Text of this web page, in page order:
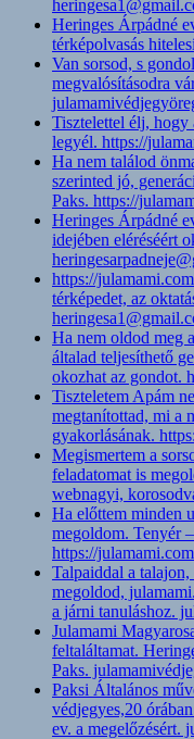
Heringes Árpádné
térképolvasás
Van sorsod, s
megvalósításodra
Tisztelettel élj, hogy
legyél. https://
Ha nem találod
szerinted jó,
Paks. https://
Heringes Árpádné
idejében eléréséért
https://
térképedet, az
Ha nem oldod meg
általad teljesíthető
okozhat az gondot.
Tiszteletem Apám
megtanítottad, mi a
gyakorlásának.
Megismertem a
feladatomat is
webnagyi,
Ha előttem minden
megoldom. Tenyér
https://julamami.com
Talpaiddal a talajon,
megoldod,
a járni tanuláshoz.
Julamami
feltaláltamat.
Paks.
Paksi Általános
védjegyes,20
ev. a megelőzésért.